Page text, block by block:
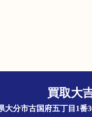
買取大
大分市古国府五丁目1